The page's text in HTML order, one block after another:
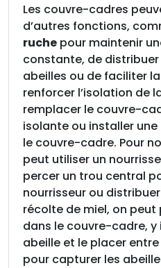
Les couvre-cadres
d’autres fonctions,
ruche pour maintenir
constante, de distribuer
abeilles ou de faciliter
renforcer l’isolation de
remplacer le couvre-
isolante ou installer
le couvre-cadre. Pour
peut utiliser un
percer un trou central
nourrisseur ou
récolte de miel, on
dans le couvre-cadre,
abeille et le placer
pour capturer les